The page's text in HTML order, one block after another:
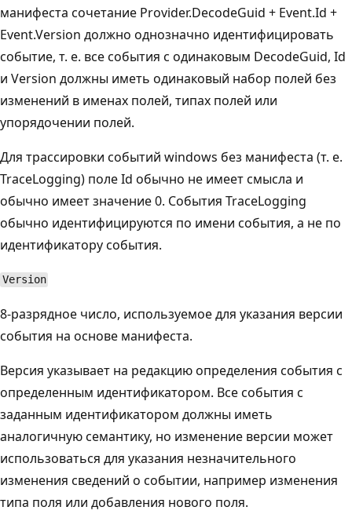
манифеста сочетание Provider.DecodeGuid + Event.Id +
Event.Version должно однозначно идентифицировать
событие, т. е. все события с одинаковым DecodeGuid, Id
и Version должны иметь одинаковый набор полей без
изменений в именах полей, типах полей или
упорядочении полей.
Для трассировки событий windows без манифеста (т. е.
TraceLogging) поле Id обычно не имеет смысла и
обычно имеет значение 0. События TraceLogging
обычно идентифицируются по имени события, а не по
идентификатору события.
Version
8-разрядное число, используемое для указания версии
события на основе манифеста.
Версия указывает на редакцию определения события с
определенным идентификатором. Все события с
заданным идентификатором должны иметь
аналогичную семантику, но изменение версии может
использоваться для указания незначительного
изменения сведений о событии, например изменения
типа поля или добавления нового поля.